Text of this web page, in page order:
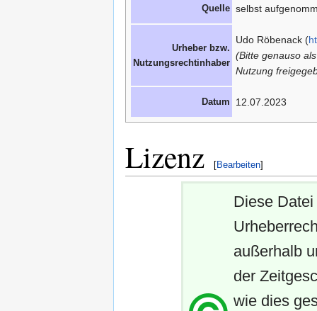
Quelle selbst
Urheber bzw.
Nutzungsrechtinhaber
Udo Röbenack (
(Bitte genauso
Nutzung
Datum 12.07.2023
Lizenz [Bearbeiten]
Diese
außerhalb
der
wie dies